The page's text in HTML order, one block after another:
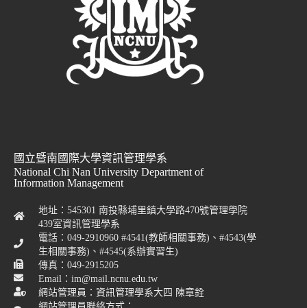
國立暨南國際大學資訊管理學系
National Chi Nan University Department of
Information Management
地址：545301 南投縣埔里鎮大學路470號管理學院
439室資訊管理學系
電話：049-2910960 #4541(教師相關事務)、#4543(學
生相關事務)、#4545(系辦實習生)
傳真：049-2915205
Email：im@mail.ncnu.edu.tw
網站管理員：資訊管理學系大四 陳章銓